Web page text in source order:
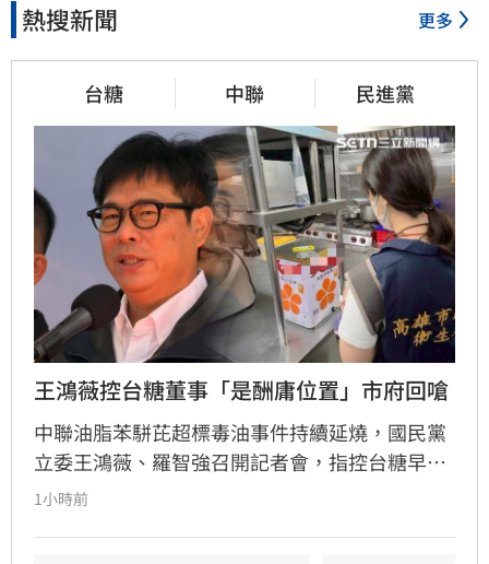
熱搜新聞 更多
台糖 中聯 民進黨
王鴻薇控台糖董事「是酬庸位置」市府回嗆
中聯油脂苯駢芘超標毒油事件持續延燒，國民黨
立委王鴻薇、羅智強召開記者會，指控台糖早在
五月即知情卻隱匿不報，並質疑台糖董事會淪為
1小時前